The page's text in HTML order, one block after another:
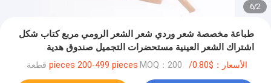
2
/
6
طباعة مخصصة شعر وردي شعر الشعر الرومي مربع كتاب شكل
اشتراك الشعر العينية مستحضرات التجميل صندوق هدية
الأسعار：$0.80/pieces 200-499 pieces MOQ：200 قطعة